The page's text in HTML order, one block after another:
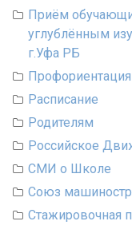
Приём
углублённым
г.Уфа РБ
Профориентация
Расписание
Родителям
Российское
СМИ о Школе
Союз